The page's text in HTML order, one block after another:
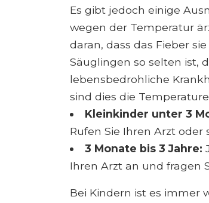
Es gibt jedoch einige
wegen der Temperatur
daran, dass das Fieber
Säuglingen so selten ist,
lebensbedrohliche
sind dies die
Kleinkinder unter 3
Rufen Sie Ihren Arzt oder
3 Monate bis 3 Jahre:
Ihren Arzt an und fragen
Bei Kindern ist es immer